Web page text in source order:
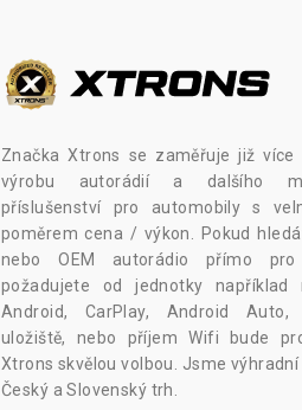
Značka Xtrons se zaměřuje již
výrobu autorádií a dalšího
příslušenství pro automobily s
poměrem cena / výkon. Pokud
nebo OEM autorádio přímo
požadujete od jednotky například
Android, CarPlay, Android
uložiště, nebo příjem Wifi bude
Xtrons skvělou volbou. Jsme
Český a Slovenský trh.